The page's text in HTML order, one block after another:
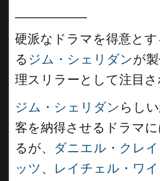
硬派なドラマを得意と
る ジム・シェリダンが
理スリラーとして注目さ
ジム・シェリダン らし
客を納得させるドラマ
るが、 ダニエル・クレ
ッツ 、 レイチェル・ワ